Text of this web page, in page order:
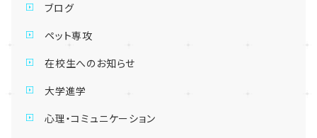
ブログ
ペット専攻
在校生へのお知らせ
大学進学
心理・コミュニケーション